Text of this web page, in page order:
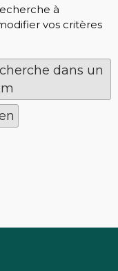
à
vos critères
dans un